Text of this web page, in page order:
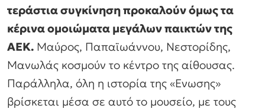
τεράστια συγκίνηση προκαλούν όμως τα
κέρινα ομοιώματα μεγάλων παικτών της
ΑΕΚ. Μαύρος, Παπαϊωάννου, Νεστορίδης,
Μανωλάς κοσμούν το κέντρο της αίθουσας.
Παράλληλα, όλη η ιστορία της «Ενωσης»
βρίσκεται μέσα σε αυτό το μουσείο, με τους